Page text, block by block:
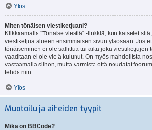
Ylös
Miten tönäisen viestiketjuani?
Klikkaamalla “Tönaise viestiä” -linkkiä, kun katselet sitä,
viestiketjua alueen ensimmäisen sivun yläosaan. Jos
tönäiseminen ei ole sallittua tai aika joka viestiketjujen
vaaditaan ei ole vielä kulunut. On myös mahdollista
vastaamalla siihen, mutta varmista että noudatat
tehdä niin.
Ylös
Muotoilu ja aiheiden tyypit
Mikä on BBCode?